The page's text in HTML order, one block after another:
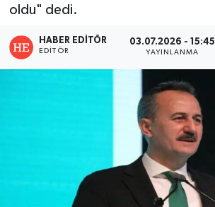
oldu" dedi.
HABER EDITÖR
EDITÖR
03.07.2026 - 15:45
YAYINLANMA